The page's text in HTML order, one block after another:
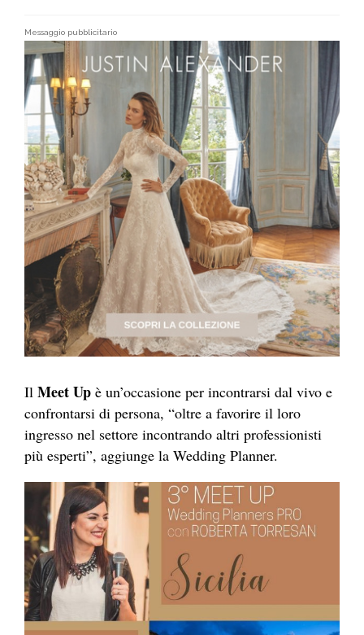
Messaggio pubblicitario
Il Meet Up è un’occasione per incontrarsi dal vivo e
confrontarsi di persona, “oltre a favorire il loro
ingresso nel settore incontrando altri professionisti
più esperti”, aggiunge la Wedding Planner.